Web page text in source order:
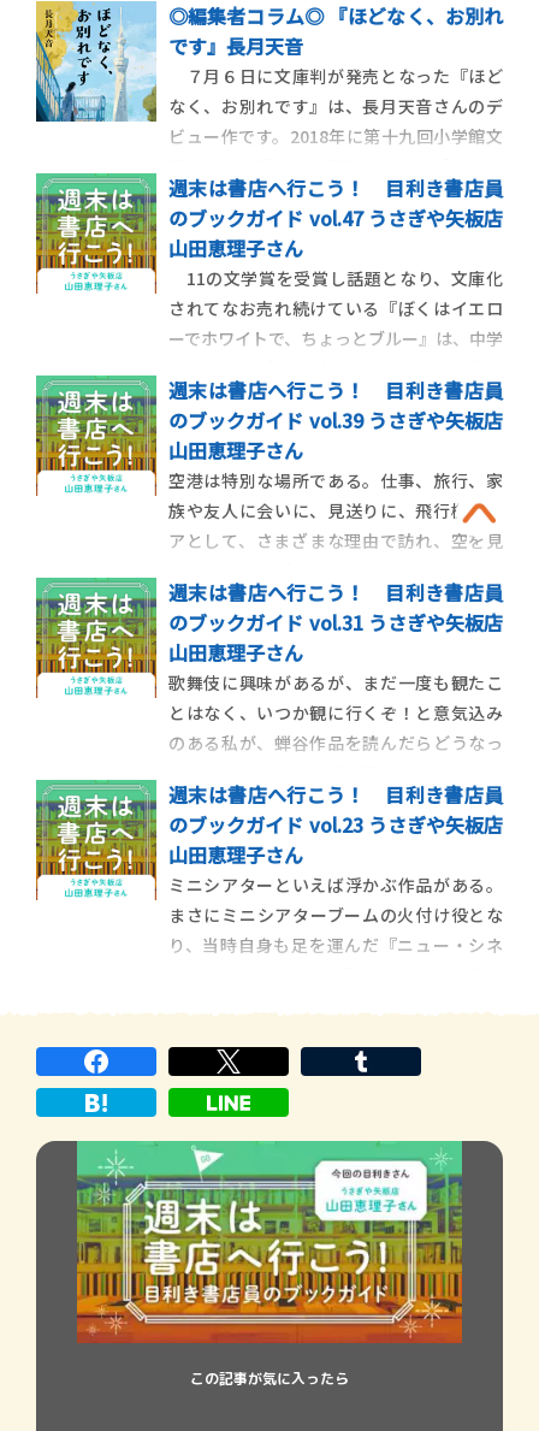
◎編集者コラム◎ 『ほどなく、お別れ
です』長月天音
７月６日に文庫判が発売となった『ほど
なく、お別れです』は、長月天音さんのデ
ビュー作です。2018年に第十九回小学館文
ニー」）し、単行本として刊行された際に
は、グリーフケア（身近な人を亡くし悲嘆
に暮れる人に寄り添い、立ち直るまでの道
のりをサポートする遺族ケア）小説として
大きな反響を
週末は書店へ行こう！ 目利き書店員
のブックガイド vol.47 うさぎや矢板店
山田恵理子さん
11の文学賞を受賞し話題となり、文庫化
されてなお売れ続けている『ぼくはイエロ
ーでホワイトで、ちょっとブルー』は、中学
息子さんの視点が新鮮で、人種差別・貧
困・ジェンダーなどが、ともに悩み考える
親子の生の声から伝わってくるノンフィク
ション作品だ。そして今作ではノンフィク
ションという
週末は書店へ行こう！ 目利き書店員
のブックガイド vol.39 うさぎや矢板店
山田恵理子さん
空港は特別な場所である。仕事、旅行、家
族や友人に会いに、見送りに、飛行機マニ
アとして、さまざまな理由で訪れ、空を見
く。著者の《空港》への愛が込められた本
作のタイトル『風の港』の３文字からは、
たくさんの人々が行き交うターミナルの賑
わいと、華やかな雑踏に、笑顔や涙がドラ
マチックに浮かび上
週末は書店へ行こう！ 目利き書店員
のブックガイド vol.31 うさぎや矢板店
山田恵理子さん
歌舞伎に興味があるが、まだ一度も観たこ
とはなく、いつか観に行くぞ！と意気込み
のある私が、蝉谷作品を読んだらどうなっ
ションに乗せられた》胸躍る体験だったの
だ。
週末は書店へ行こう！ 目利き書店員
のブックガイド vol.23 うさぎや矢板店
山田恵理子さん
ミニシアターといえば浮かぶ作品がある。
まさにミニシアターブームの火付け役とな
り、当時自身も足を運んだ『ニュー・シネ
この記事が気に入ったら